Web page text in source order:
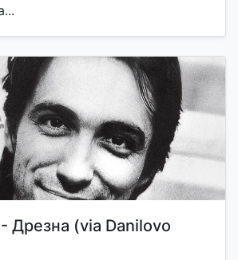
Дрезна (via Danilovo